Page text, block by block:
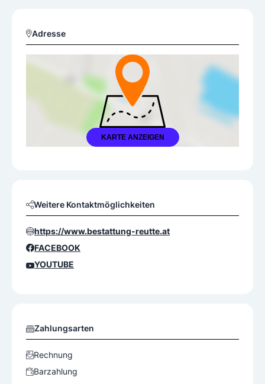
Adresse
KARTE ANZEIGEN
Weitere Kontaktmöglichkeiten
https://www.bestattung-reutte.at
FACEBOOK
YOUTUBE
Zahlungsarten
Rechnung
Barzahlung